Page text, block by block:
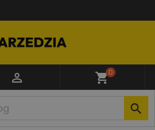
 shopping_cart0
